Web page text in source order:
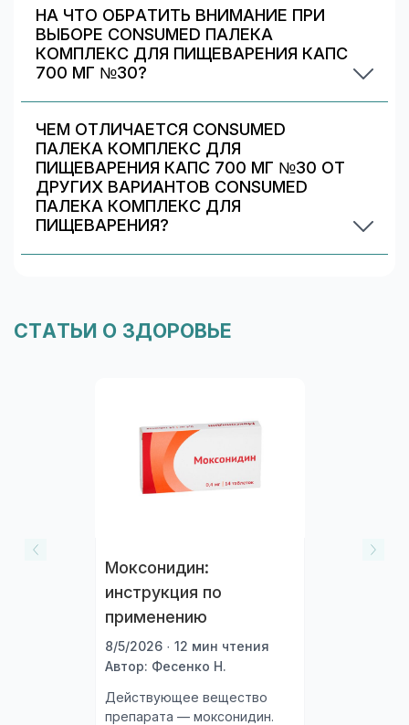
НА ЧТО ОБРАТИТЬ ВНИМАНИЕ ПРИ
ВЫБОРЕ CONSUMED ПАЛЕКА
КОМПЛЕКС ДЛЯ ПИЩЕВАРЕНИЯ КАПС
700 МГ №30?
Информация о составе указана на упаковке и в
карточке товара. При сомнениях
проконсультируйтесь со специалистом.
ЧЕМ ОТЛИЧАЕТСЯ CONSUMED
ПАЛЕКА КОМПЛЕКС ДЛЯ
ПИЩЕВАРЕНИЯ КАПС 700 МГ №30 ОТ
ДРУГИХ ВАРИАНТОВ CONSUMED
ПАЛЕКА КОМПЛЕКС ДЛЯ
ПИЩЕВАРЕНИЯ?
СТАТЬИ О ЗДОРОВЬЕ
Моксонидин:
инструкция по
применению
8/5/2026 · 12 мин чтения
Автор: Фесенко Н.
Действующее вещество
препарата — моксонидин.